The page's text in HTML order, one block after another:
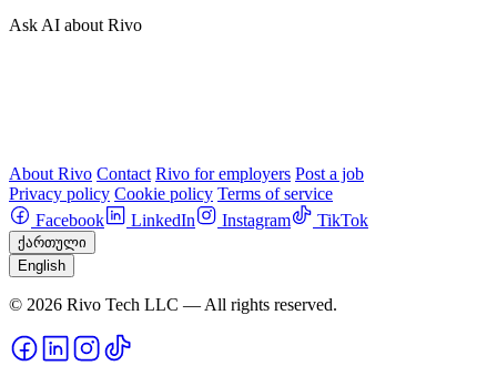
Ask AI about Rivo
About Rivo Contact Rivo for employers Post a job
Privacy policy Cookie policy Terms of service
Facebook
LinkedIn Instagram TikTok
ქართული
English
© 2026 Rivo Tech LLC — All rights reserved.